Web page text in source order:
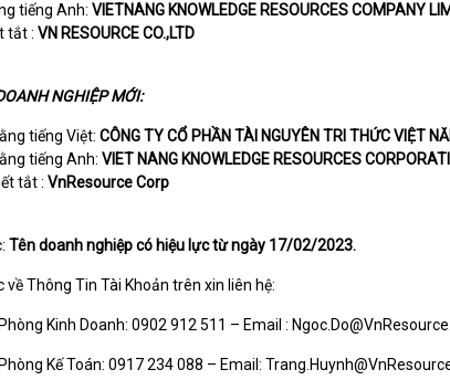
tiếng Anh: VIETNANG KNOWLEDGE RESOURCES COMPANY
tắt : VN RESOURCE CO.,LTD
NGHIỆP MỚI:
tiếng Việt: CÔNG TY CỔ PHẦN TÀI NGUYÊN TRI THỨC VIỆT
tiếng Anh: VIET NANG KNOWLEDGE RESOURCES
tắt : VnResource Corp
Tên doanh nghiệp có hiệu lực từ ngày 17/02/2023.
về Thông Tin Tài Khoản trên xin liên hệ:
Kinh Doanh: 0902 912 511 – Email :
Kế Toán: 0917 234 088 – Email: